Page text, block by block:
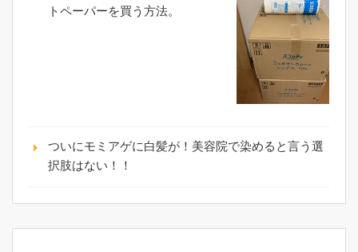
トペーパーを買う方法。
ついにモミアゲに白髪が！美容院で染めると言う選
択肢はない！！